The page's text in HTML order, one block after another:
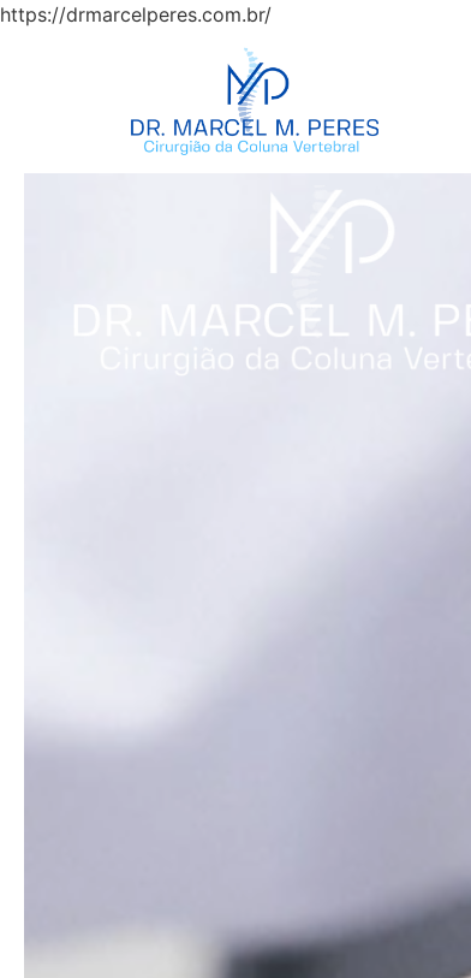
https://drmarcelperes.com.br/